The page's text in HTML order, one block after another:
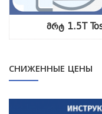
მრტ 1.5T
СНИЖЕННЫЕ ЦЕНЫ